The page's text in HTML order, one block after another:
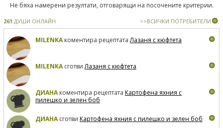
Не бяха намерени резултати, отговарящи на посочените критерии.
261 ДУШИ ОНЛАЙН >>ВСИЧКИ ПОТРЕБИТЕЛИ
MILENKAкоментира рецептатаЛазаня с кюфтета
MILENKAсготвиЛазаня с кюфтета
ДИАНАкоментира рецептата Картофена яхния с
пилешко и зелен боб
ДИАНАсготви Картофена яхния с пилешко и зелен боб